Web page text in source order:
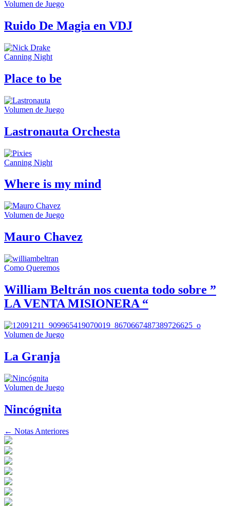
Volumen de Juego
Ruido De Magia en VDJ
Canning Night
Place to be
Volumen de Juego
Lastronauta Orchesta
Canning Night
Where is my mind
Volumen de Juego
Mauro Chavez
Como Queremos
William Beltrán nos cuenta todo sobre ”
LA VENTA MISIONERA “
Volumen de Juego
La Granja
Volumen de Juego
Nincógnita
← Notas Anteriores